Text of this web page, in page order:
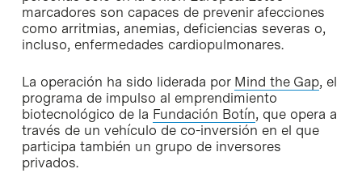
marcadores son capaces de prevenir afecciones
como arritmias, anemias, deficiencias severas o,
incluso, enfermedades cardiopulmonares.
La operación ha sido liderada por Mind the Gap, el
programa de impulso al emprendimiento
biotecnológico de la Fundación Botín, que opera a
través de un vehículo de co-inversión en el que
participa también un grupo de inversores
privados.